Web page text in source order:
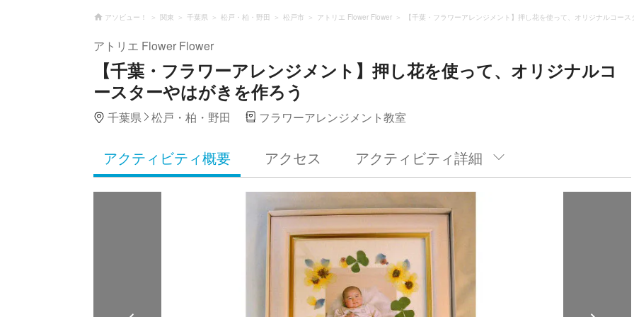
アソビュー！ 関東 千葉県 松戸・柏・野田 松戸市 アトリエ Flower Flower 【千葉・フラワーアレンジメント】押し花を使って、オリジナルコース
アトリエ Flower Flower
【千葉・フラワーアレンジメント】押し花を使って、オリジナルコ
ースターやはがきを作ろう
千葉県 松戸・柏・野田 フラワーアレンジメント教室
アクティビティ概要 アクセス アクティビティ詳細